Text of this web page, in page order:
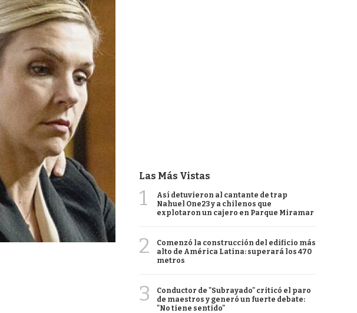
Las Más Vistas
1
Así detuvieron al cantante de trap
Nahuel One23 y a chilenos que
explotaron un cajero en Parque Miramar
2
Comenzó la construcción del edificio más
alto de América Latina: superará los 470
metros
3
Conductor de "Subrayado" criticó el paro
de maestros y generó un fuerte debate:
"No tiene sentido"